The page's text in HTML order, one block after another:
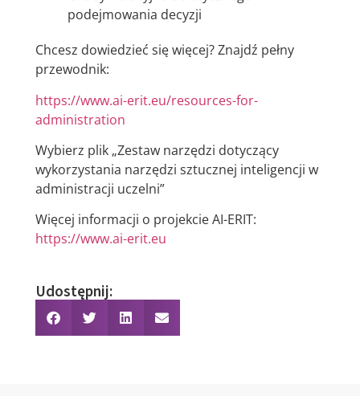
podejmowania decyzji
Chcesz dowiedzieć się więcej? Znajdź pełny
przewodnik:
https://www.ai-erit.eu/resources-for-
administration
Wybierz plik „Zestaw narzędzi dotyczący
wykorzystania narzędzi sztucznej inteligencji w
administracji uczelni”
Więcej informacji o projekcie AI-ERIT:
https://www.ai-erit.eu
Udostępnij: